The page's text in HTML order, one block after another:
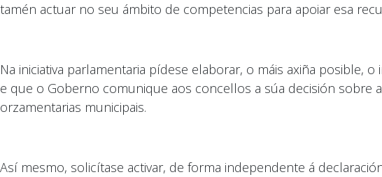
tamén actuar no seu ámbito de competencias para apoiar esa
Na iniciativa parlamentaria pídese elaborar, o máis axiña
e que o Goberno comunique aos concellos a súa decisión sobre
orzamentarias municipais.
Así mesmo, solicítase activar, de forma independente á